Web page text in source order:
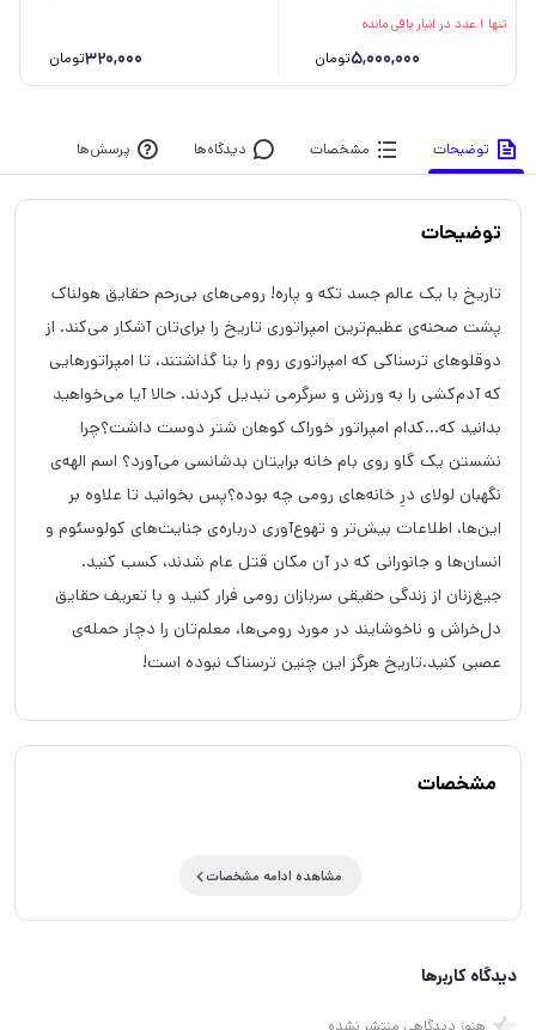
نشر سایان
تنها 1 عدد در انبار باقی مانده
5,000,000تومان 320,000تومان
توضیحات مشخصات دیدگاه‌ها پرسش‌ها
توضیحات
تاریخ با یک عالم جسد تکه و پاره! رومی‌های بی‌رحم حقایق هولناک
پشت صحنه‌ی عظیم‌ترین امپراتوری تاریخ را برای‌تان آشکار می‌کند. از
دوقلوهای ترسناکی که امپراتوری روم را بنا گذاشتند، تا امپراتورهایی
که آدم‌کشی را به ورزش و سرگرمی تبدیل کردند. حالا آیا می‌خواهید
بدانید که...کدام امپراتور خوراک کوهان شتر دوست داشت؟چرا
نشستن یک گاو روی بام خانه برایتان بدشانسی می‌آورد؟ اسم الهه‌ی
نگهبان لولای درِ خانه‌های رومی چه بوده؟پس بخوانید تا علاوه بر
این‌ها، اطلاعات بیش‌تر و تهوع‌آوری درباره‌ی جنایت‌های کولوسئوم و
انسان‌ها و جانورانی که در آن مکان قتل عام شدند، کسب کنید.
جیغ‌زنان از زندگی حقیقی سربازان رومی فرار کنید و با تعریف حقایق
دل‌خراش و ناخوشایند در مورد رومی‌ها، معلم‌تان را دچار حمله‌ی
عصبی کنید.تاریخ هرگز این چنین ترسناک نبوده است!
مشخصات
مشاهده ادامه مشخصات
دیدگاه کاربرها
هنوز دیدگاهی منتشر نشده